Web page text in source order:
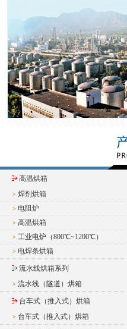
高温烘箱
> 焊剂烘箱
> 电阻炉
> 高温烘箱
> 工业电炉（800℃~1200℃）
> 电焊条烘箱
流水线烘箱系列
> 流水线（隧道）烘箱
台车式（推入式）烘箱
> 台车式（推入式）烘箱